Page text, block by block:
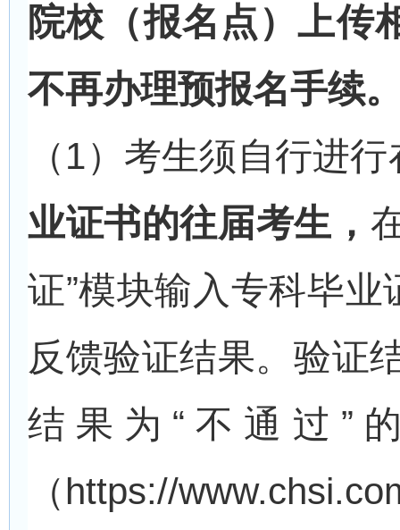
院校（报名点）上传
不再办理预报名手续
（1）考生须自行进
业证书的往届考生，
证”模块输入专科毕
反馈验证结果。验证
结果为“不通过”
（https://